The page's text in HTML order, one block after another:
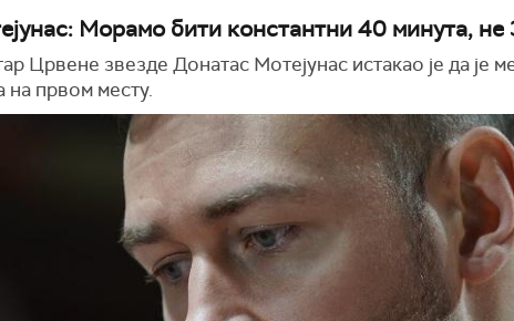
Морамо бити константни 40 минута, не
Црвене звезде Донатас Мотејунас истакао је да је
на првом месту.